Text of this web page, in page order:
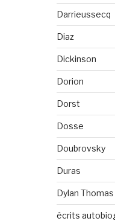
Darrieussecq
Diaz
Dickinson
Dorion
Dorst
Dosse
Doubrovsky
Duras
Dylan Thomas
écrits